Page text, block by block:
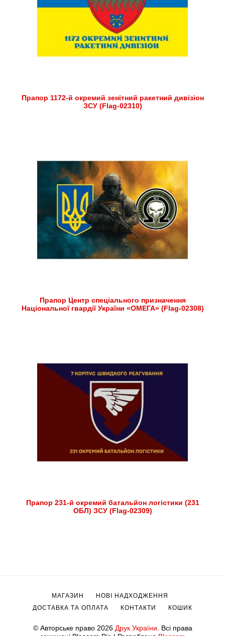
Прапор 1172-й окремий зенітний ракетний дивізіон
ЗСУ (Flag-02310)
Прапор Центр спеціального призначення
Національної гвардії України «ОМЕГА» (Flag-02308)
Прапор 231-й окремий батальйон логістики (231
ОБЛ) ЗСУ (Flag-02309)
© Авторське право 2026 Друк України. Всі права
МАГАЗИН
НОВІ НАДХОДЖЕННЯ
ДОСТАВКА ТА ОПЛАТА
КОНТАКТИ КОШИК